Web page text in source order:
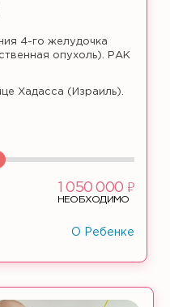
4-го желудочка
опухоль). РАК
Хадасса (Израиль).
1 050 000 ф
НЕОБХОДИМО
О Ребенке